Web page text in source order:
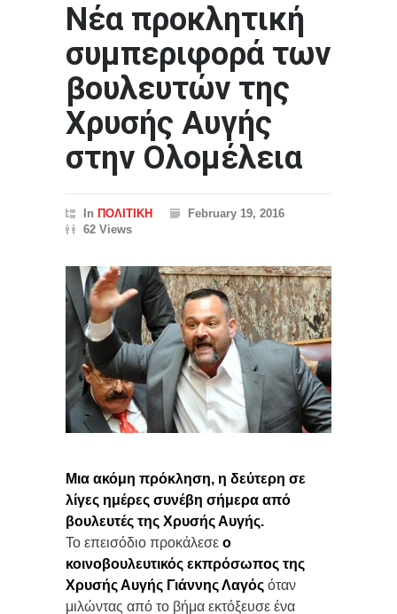
Νέα προκλητική
συμπεριφορά των
βουλευτών της
Χρυσής Αυγής
στην Ολομέλεια
In ΠΟΛΙΤΙΚΗ
February 19, 2016
62 Views
Μια ακόμη πρόκληση, η δεύτερη σε
λίγες ημέρες συνέβη σήμερα από
βουλευτές της Χρυσής Αυγής.
Το επεισόδιο προκάλεσε ο
κοινοβουλευτικός εκπρόσωπος της
Χρυσής Αυγής Γιάννης Λαγός όταν
μιλώντας από το βήμα εκτόξευσε ένα